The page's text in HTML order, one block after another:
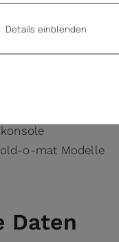
für Hold-o-mat
o-mat Modelle
Daten
Details einblenden